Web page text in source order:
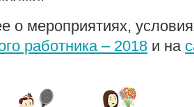
о мероприятиях,
работника – 2018 и на